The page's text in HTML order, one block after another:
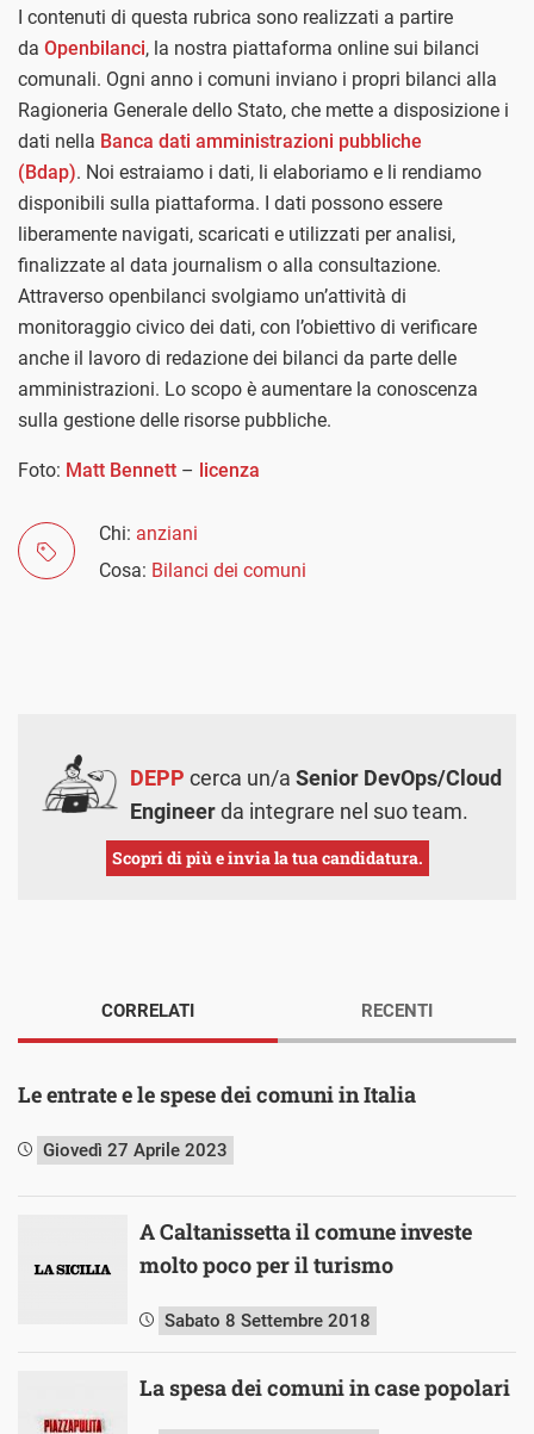
I contenuti di questa rubrica sono realizzati a partire
da Openbilanci, la nostra piattaforma online sui bilanci
comunali. Ogni anno i comuni inviano i propri bilanci alla
Ragioneria Generale dello Stato, che mette a disposizione i
dati nella Banca dati amministrazioni pubbliche
(Bdap). Noi estraiamo i dati, li elaboriamo e li rendiamo
disponibili sulla piattaforma. I dati possono essere
liberamente navigati, scaricati e utilizzati per analisi,
finalizzate al data journalism o alla consultazione.
Attraverso openbilanci svolgiamo un’attività di
monitoraggio civico dei dati, con l’obiettivo di verificare
anche il lavoro di redazione dei bilanci da parte delle
amministrazioni. Lo scopo è aumentare la conoscenza
sulla gestione delle risorse pubbliche.
Foto: Matt Bennett – licenza
Chi: anziani
Cosa: Bilanci dei comuni
DEPP cerca un/a Senior DevOps/Cloud
Engineerda integrare nel suo team.
Scopri di più e invia la tua candidatura.
CORRELATI
Le entrate e le spese dei comuni in Italia
Giovedì 27 Aprile 2023
A Caltanissetta il comune investe
molto poco per il turismo
Sabato 8 Settembre 2018
La spesa dei comuni in case popolari
RECENTI